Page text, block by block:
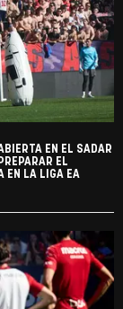
EN EL SADAR
EL
EN LA LIGA EA